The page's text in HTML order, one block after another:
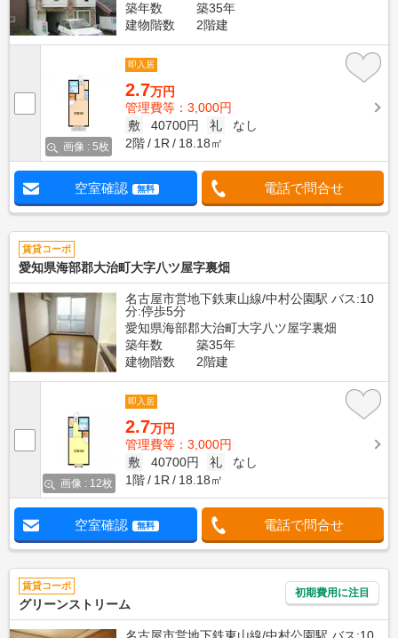
築年数
築35年
建物階数
2階建
画像 : 5枚
即入居
2.7万円
管理費等：3,000円
敷
40700円 礼
なし
2階
1R 18.18㎡
空室確認 無料 電話で問合せ
賃貸コーポ
愛知県海部郡大治町大字八ツ屋字裏畑
名古屋市営地下鉄東山線/中村公園駅 バス:10
分:停歩5分
愛知県海部郡大治町大字八ツ屋字裏畑
築年数
築35年
建物階数
2階建
画像 : 12枚
即入居
2.7万円
管理費等：3,000円
敷
40700円 礼
なし
1階
1R 18.18㎡
空室確認 無料 電話で問合せ
賃貸コーポ
グリーンストリーム
初期費用に注目